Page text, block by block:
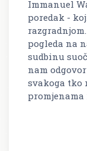
Immanuel
poredak -
pogleda na
sudbinu
nam
svakoga tko